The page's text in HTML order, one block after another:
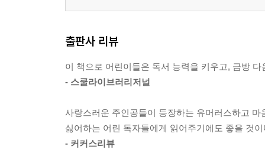
출판사 리뷰
이 책으로 어린이들은 독서 능력을 키우고, 금방
- 스쿨라이브러리저널
사랑스러운 주인공들이 등장하는 유머러스하고
싫어하는 어린 독자들에게 읽어주기에도 좋을 것이
- 커커스리뷰